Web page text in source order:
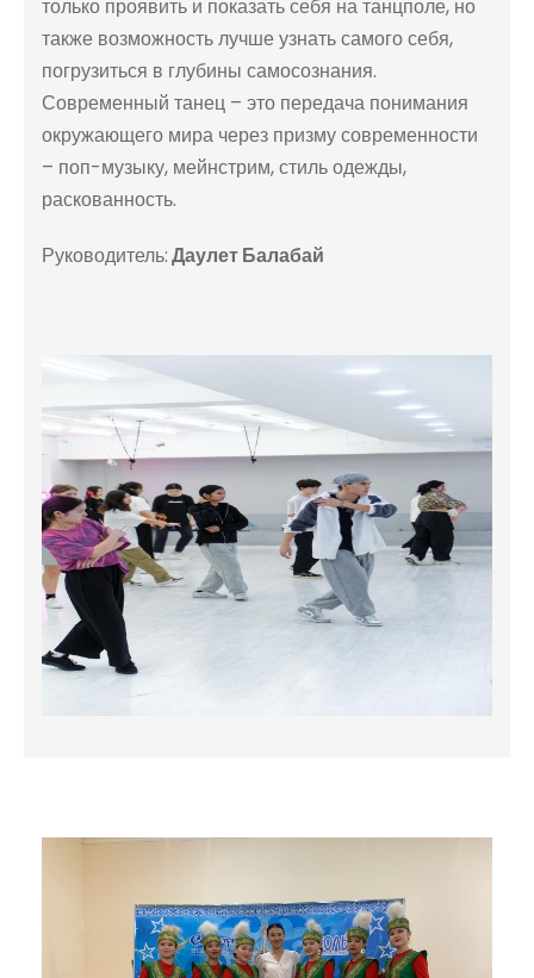
только проявить и показать себя на танцполе, но
также возможность лучше узнать самого себя,
погрузиться в глубины самосознания.
Современный танец – это передача понимания
окружающего мира через призму современности
– поп-музыку, мейнстрим, стиль одежды,
раскованность.
Руководитель:Даулет Балабай